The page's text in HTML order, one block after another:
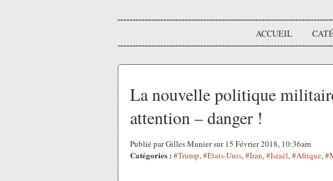
ACCUEIL
La nouvelle politique
attention – danger !
Publié par Gilles Munier sur 15 Février 2018, 10:36am
Catégories : #Trump,#Etats-Unis,#Iran,#Israël,#Afrique,